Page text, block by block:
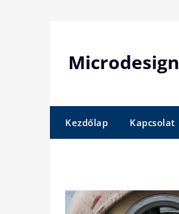
Microdesign
Kezdőlap Kapcsolat